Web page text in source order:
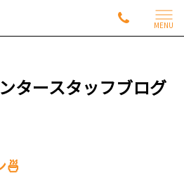
MENU
タースタッフブログ
🍜